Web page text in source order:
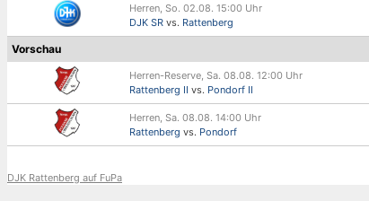
Herren, So. 02.08. 15:00 Uhr
DJK SR vs. Rattenberg
Vorschau
Herren-Reserve, Sa. 08.08. 12:00 Uhr
Rattenberg II vs. Pondorf II
Herren, Sa. 08.08. 14:00 Uhr
Rattenberg vs. Pondorf
DJK Rattenberg auf FuPa